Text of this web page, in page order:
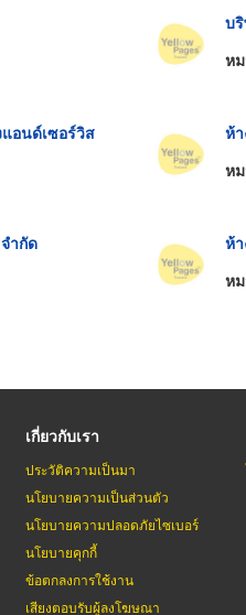
บ
ห
อนด์เซอร์วิส
ห้
ห
ำกัด
ห้
ห
เกี่ยวกับเรา
ประวัติความเป็นมา
นโยบายความเป็นส่วนตัว
นโยบายความปลอดภัยไซเบอร์
นโยบายคุกกี้
ข้อตกลงการใช้งาน
เสียงตอบรับผู้ลงโฆษณา